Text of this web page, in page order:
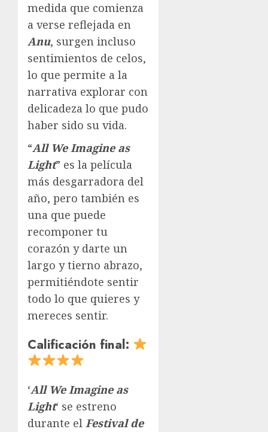
medida que comienza
a verse reflejada en
Anu, surgen incluso
sentimientos de celos,
lo que permite a la
narrativa explorar con
delicadeza lo que pudo
haber sido su vida.
“All We Imagine as
Light” es la película
más desgarradora del
año, pero también es
una que puede
recomponer tu
corazón y darte un
largo y tierno abrazo,
permitiéndote sentir
todo lo que quieres y
mereces sentir.
Calificación final:
‘All We Imagine as
Light‘ se estreno
durante el Festival de